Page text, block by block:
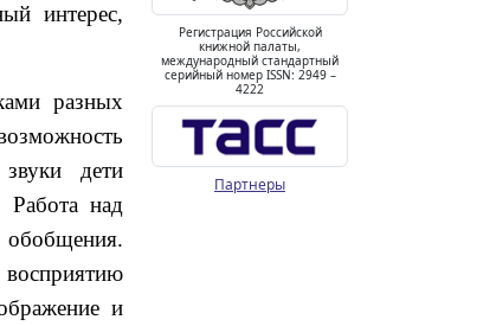
интерес,
разных
дети
над
обобщения.
и
Регистрация Российской
книжной палаты,
международный стандартный
серийный номер ISSN: 2949 –
4222
Партнеры